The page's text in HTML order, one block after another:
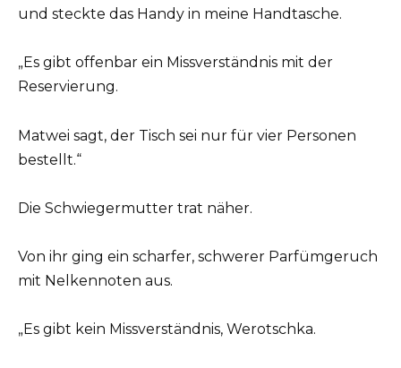
und steckte das Handy in meine Handtasche.
„Es gibt offenbar ein Missverständnis mit der
Reservierung.
Matwei sagt, der Tisch sei nur für vier Personen
bestellt.“
Die Schwiegermutter trat näher.
Von ihr ging ein scharfer, schwerer Parfümgeruch
mit Nelkennoten aus.
„Es gibt kein Missverständnis, Werotschka.